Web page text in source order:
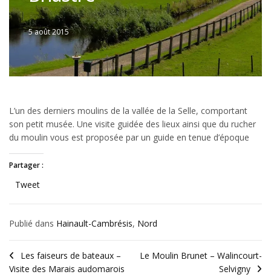
Written
JFLANDRIN
5 août 2015
L’un des derniers moulins de la vallée de la Selle, comportant
son petit musée. Une visite guidée des lieux ainsi que du rucher
du moulin vous est proposée par un guide en tenue d’époque
Partager :
Tweet
Publié dans Hainault-Cambrésis, Nord
Les faiseurs de bateaux –
Visite des Marais audomarois
Le Moulin Brunet – Walincourt-
Selvigny